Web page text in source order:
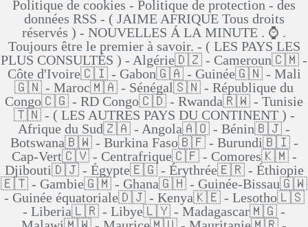
Politique de cookies - Politique de protection - des
données RSS - ( JAIME AFRIQUE Tous droits
réservés ) - NOUVELLES Á LA MINUTE . ⌚ .
Toujours être le premier à savoir. - ( LES PAYS LES
PLUS CONSULTÉS ) - Algérie🇩🇿 - Cameroun🇨🇲 -
Côte d'Ivoire🇨🇮 - Gabon🇬🇦 - Guinée🇬🇳 - Mali
🇬🇳 - Maroc🇲🇦 - Sénégal🇸🇳 - République du
Congo🇨🇬 - RD Congo🇨🇩 - Rwanda🇷🇼 - Tunisie
🇹🇳 - ( LES AUTRES PAYS DU CONTINENT ) -
Afrique du Sud🇿🇦 - Angola🇦🇴 - Bénin🇧🇯 -
Botswana🇧🇼 - Burkina Faso🇧🇫 - Burundi🇧🇮 -
Cap-Vert🇨🇻 - Centrafrique🇨🇫 - Comores🇰🇲 -
Djibouti🇩🇯 - Égypte🇪🇬 - Érythrée🇪🇷 - Éthiopie
🇪🇹 - Gambie🇬🇲 - Ghana🇬🇭 - Guinée-Bissau🇬🇼
- Guinée équatoriale🇩🇯 - Kenya🇰🇪 - Lesotho🇱🇸
- Liberia🇱🇷 - Libye🇱🇾 - Madagascar🇲🇬 -